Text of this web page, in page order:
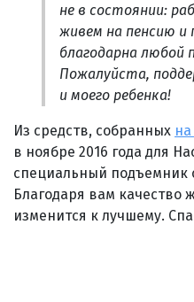
не в состоянии:
живем на пенсию и
благодарна любой
Пожалуйста,
и моего ребенка!
Из средств, собранных
в ноябре 2016 года для
специальный подъемник
Благодаря вам качество
изменится к лучшему.